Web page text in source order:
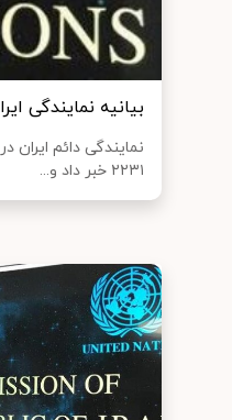
بیانیه نمایندگی
نمایندگی دائم
۲۲۳۱ خبر داد و...